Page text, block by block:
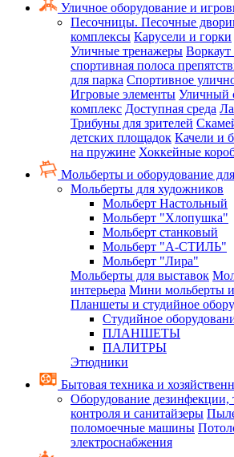
Уличное оборудование и
Песочницы. Песочные
комплексы Карусели и горки
Уличные тренажеры
спортивная полоса
для парка Спортивное
Игровые элементы Уличный
комплекс Доступная среда
Трибуны для зрителей
детских площадок Качели и
на пружине Хоккейные
Мольберты и оборудование
Мольберты для художников
Мольберт Настольный
Мольберт "Хлопушка"
Мольберт станковый
Мольберт "А-СТИЛЬ"
Мольберт "Лира"
Мольберты для выставок
интерьера Мини мольберты
Планшеты и студийное
Студийное
ПЛАНШЕТЫ
ПАЛИТРЫ
Этюдники
Бытовая техника и
Оборудование дезинфекции,
контроля и санитайзеры
поломоечные машины
электроснабжения